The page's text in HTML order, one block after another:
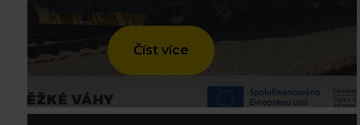
Číst více